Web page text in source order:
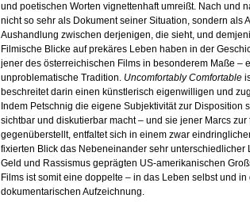
und poetischen Worten vignettenhaft umreißt. Nach und
nicht so sehr als Dokument seiner Situation, sondern als
Aushandlung zwischen derjenigen, die sieht, und
Filmische Blicke auf prekäres Leben haben in der
jener des österreichischen Films in besonderem Maße –
unproblematische Tradition. Uncomfortably Comfortable
beschreitet darin einen künstlerisch eigenwilligen und
Indem Petschnig die eigene Subjektivität zur Disposition
sichtbar und diskutierbar macht – und sie jener Marcs
gegenüberstellt, entfaltet sich in einem zwar
fixierten Blick das Nebeneinander sehr unterschiedlicher
Geld und Rassismus geprägten US-amerikanischen
Films ist somit eine doppelte – in das Leben selbst und
dokumentarischen Aufzeichnung.